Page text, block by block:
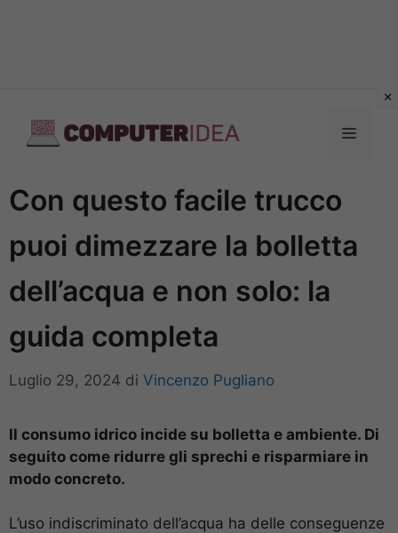
contenuto
Menu
Con questo facile trucco
puoi dimezzare la bolletta
dell’acqua e non solo: la
guida completa
Luglio 29, 2024 di Vincenzo Pugliano
Il consumo idrico incide su bolletta e ambiente. Di
seguito come ridurre gli sprechi e risparmiare in
modo concreto.
L’uso indiscriminato dell’acqua ha delle conseguenze